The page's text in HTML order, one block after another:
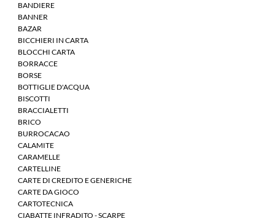
BANDIERE
BANNER
BAZAR
BICCHIERI IN CARTA
BLOCCHI CARTA
BORRACCE
BORSE
BOTTIGLIE D'ACQUA
BISCOTTI
BRACCIALETTI
BRICO
BURROCACAO
CALAMITE
CARAMELLE
CARTELLINE
CARTE DI CREDITO E GENERICHE
CARTE DA GIOCO
CARTOTECNICA
CIABATTE INFRADITO - SCARPE